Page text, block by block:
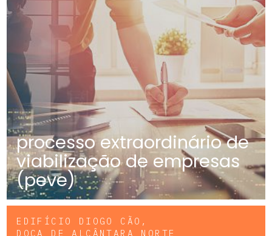
processo extraordinário de
viabilização de empresas
(peve)
EDIFÍCIO DIOGO CÃO,
DOCA DE ALCÂNTARA NORTE